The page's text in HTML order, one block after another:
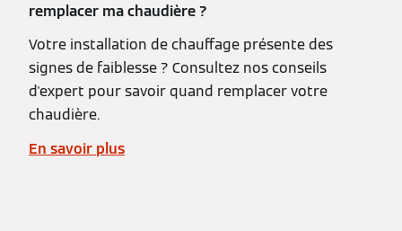
remplacer ma chaudière ?
Votre installation de chauffage présente des
signes de faiblesse ? Consultez nos conseils
d'expert pour savoir quand remplacer votre
chaudière.
En savoir plus